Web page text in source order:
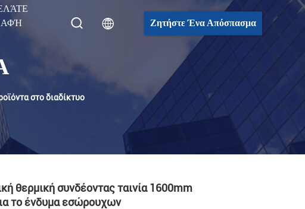
Ζητήστε Ένα Απόσπασμα
στο διαδίκτυο
θερμική συνδέοντας ταινία 1600mm
το ένδυμα εσώρουχων